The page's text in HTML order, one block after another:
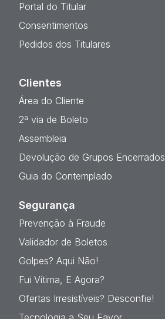
Portal do Titular
Consentimentos
Pedidos dos Titulares
Clientes
Área do Cliente
2ª via de Boleto
Assembleia
Devolução de Grupos Encerrados
Guia do Contemplado
Segurança
Prevenção à Fraude
Validador de Boletos
Golpes? Aqui Não!
Fui Vítima, E Agora?
Ofertas Irresistíveis? Desconfie!